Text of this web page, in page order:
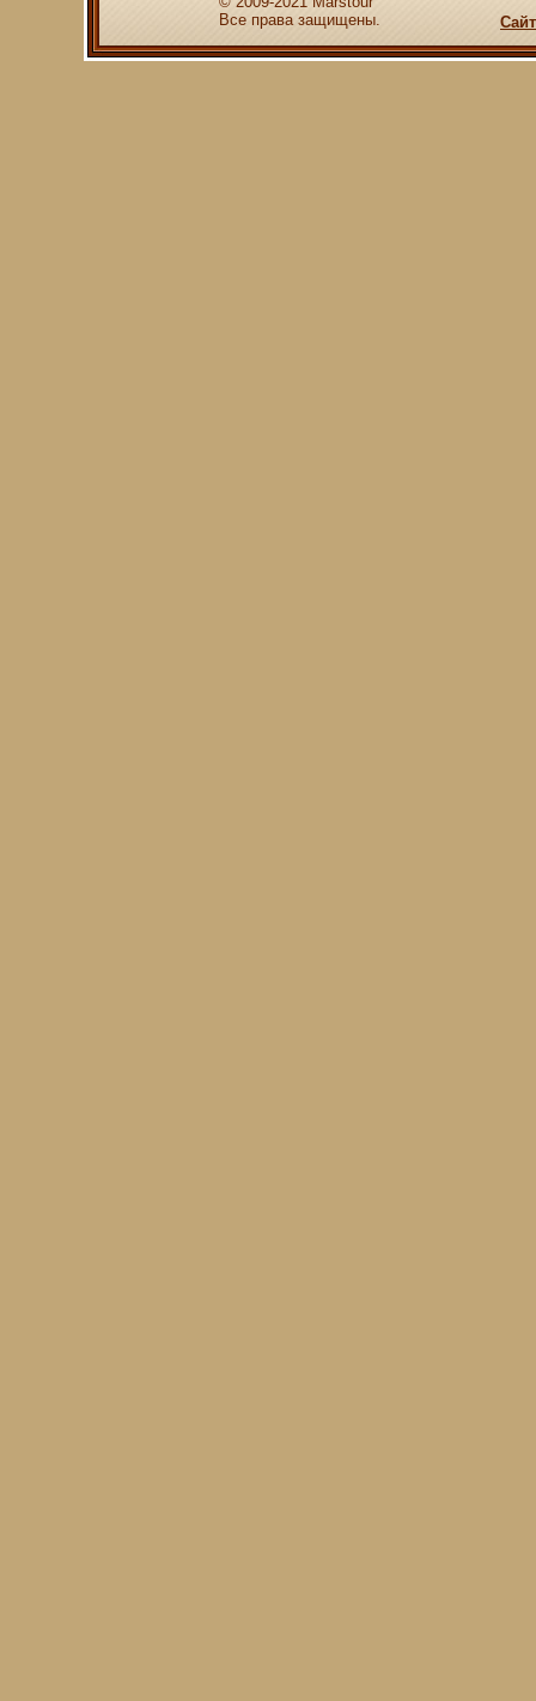
Все права защищены.